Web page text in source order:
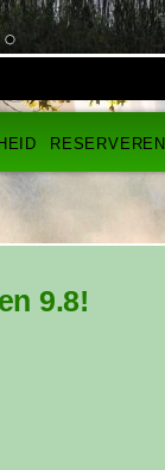
RESERVEREN
9.8!